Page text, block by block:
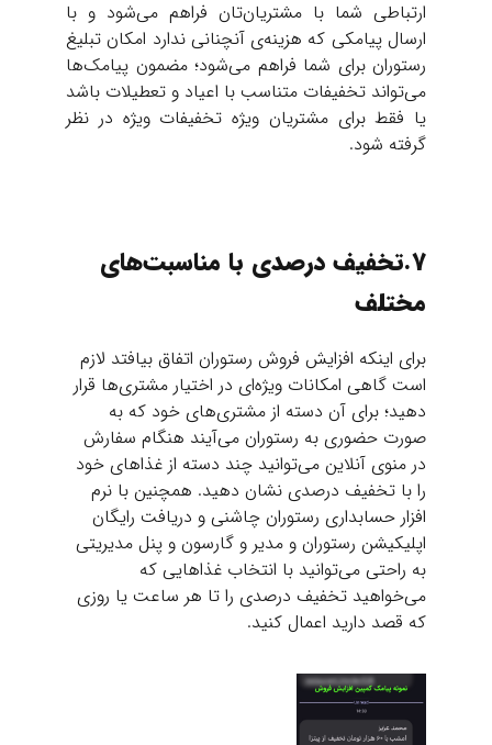
ارتباطی شما با مشتریان‌تان فراهم می‌شود و با
ارسال پیامکی که هزینه‌ي آنچنانی ندارد امکان تبلیغ
رستوران برای شما فراهم می‌شود؛ مضمون پیامک‌ها
می‌تواند تخفیفات متناسب با اعیاد و تعطیلات باشد
یا فقط برای مشتریان ویژه تخفیفات ویژه در نظر
گرفته شود.
7.تخفیف درصدی با مناسبت‌های
مختلف
برای اینکه افزایش فروش رستوران اتفاق بیافتد لازم
است گاهی امکانات ویژه‌ای در اختیار مشتری‌ها قرار
دهید؛ برای آن دسته از مشتری‌های خود که به
صورت حضوری به رستوران می‌آیند هنگام سفارش
در منوی آنلاین می‌توانید چند دسته از غذاهای خود
را با تخفیف درصدی نشان دهید. همچنین با نرم
افزار حسابداری رستوران چاشنی و دریافت رایگان
اپلیکیشن رستوران و مدیر و گارسون و پنل مدیریتی
به راحتی می‌توانید با انتخاب غذاهایی که
می‌خواهید تخفیف درصدی را تا هر ساعت یا روزی
که قصد دارید اعمال کنید.